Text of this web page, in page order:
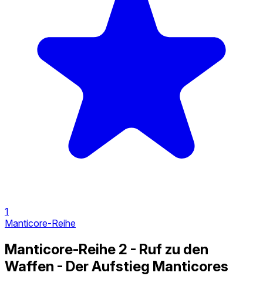
1
Manticore-Reihe
Manticore-Reihe 2 - Ruf zu den
Waffen - Der Aufstieg Manticores